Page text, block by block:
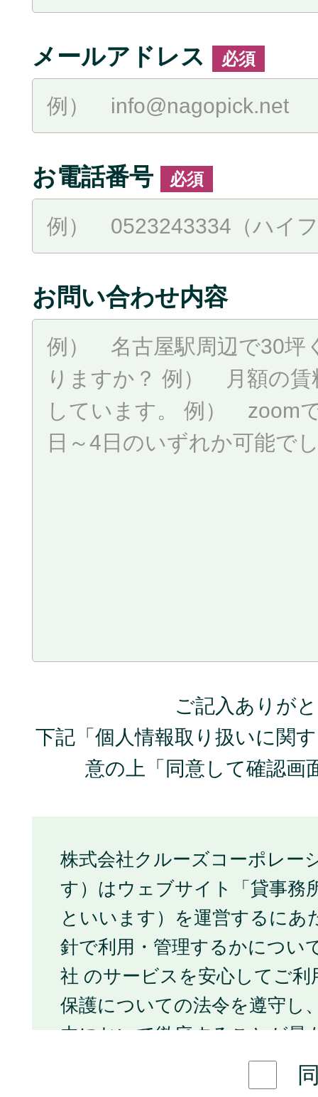
メールアドレス 必須
お電話番号 必須
お問い合わせ内容
ご記入ありが
下記「個人情報取り扱いに関
意の上「同意して確認画
株式会社クルーズコーポレー
す）はウェブサイト「貸事務
といいます）を運営するにあ
針で利用・管理するかについ
社 のサービスを安心してご
保護についての法令を遵守し
内において徹底することが最